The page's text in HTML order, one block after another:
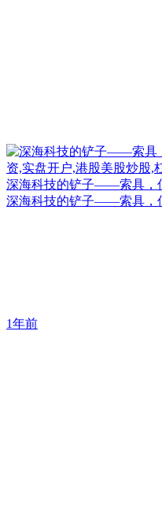
深海科技的铲子——索具，
深海科技的铲子——索具，
1年前